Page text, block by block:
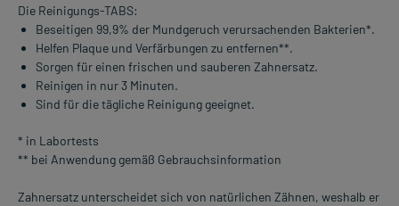
Die Reinigungs-TABS:
Beseitigen 99,9% der Mundgeruch verursachenden Bakterien*.
Helfen Plaque und Verfärbungen zu entfernen**.
Sorgen für einen frischen und sauberen Zahnersatz.
Reinigen in nur 3 Minuten.
Sind für die tägliche Reinigung geeignet.
* in Labortests
** bei Anwendung gemäß Gebrauchsinformation
Zahnersatz unterscheidet sich von natürlichen Zähnen, weshalb er